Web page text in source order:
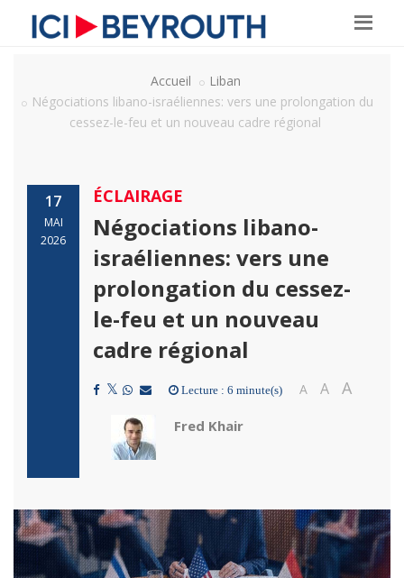
Accueil
Liban
Négociations libano-israéliennes: vers une prolongation du
cessez-le-feu et un nouveau cadre régional
17
MAI
2026
ÉCLAIRAGE
Négociations libano-
israéliennes: vers une
prolongation du cessez-
le-feu et un nouveau
cadre régional
Lecture : 6 minute(s) A A A
Fred Khair